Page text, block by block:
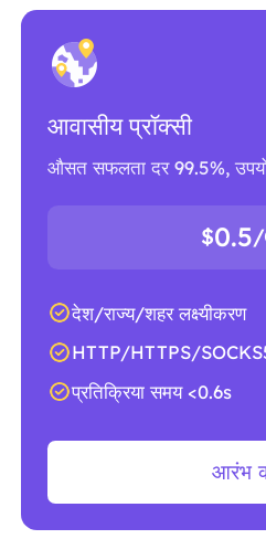
आवासीय प्रॉक्सी
औसत सफलता दर 99.5%,
$0.5/
देश/राज्य/शहर लक्ष्यीकरण
HTTP/HTTPS/
प्रतिक्रिया समय <0.6s
आरंभ